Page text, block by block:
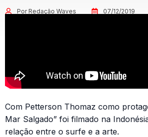
Por Redação Waves 07/12/2019
Com Petterson Thomaz como
Mar Salgado” foi filmado na
relação entre o surfe e a arte.